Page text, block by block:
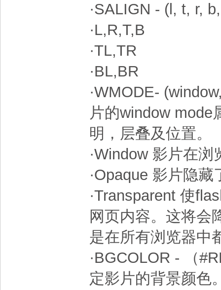
·SALIGN - (l, t, r,
·L,R,T,B
·TL,TR
·BL,BR
·WMODE-
片的window mode
明，层叠及位置。
·Window 影片在
·Opaque 影片隐
·Transparent 使
网页内容。这将会
是在所有浏览器中
·BGCOLOR - （
定影片的背景颜色